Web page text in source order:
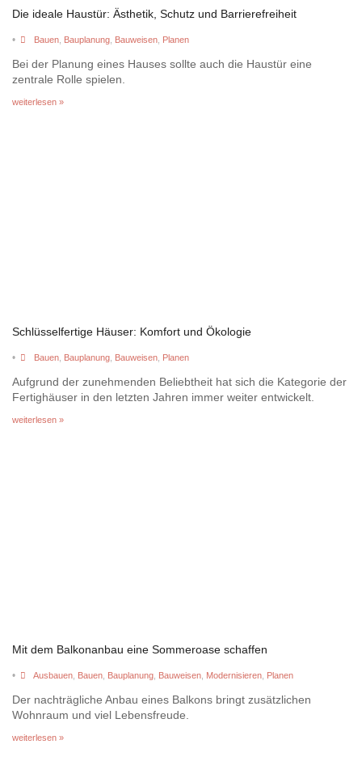
Die ideale Haustür: Ästhetik, Schutz und Barrierefreiheit
• Bauen, Bauplanung, Bauweisen, Planen
Bei der Planung eines Hauses sollte auch die Haustür eine
zentrale Rolle spielen.
weiterlesen »
Schlüsselfertige Häuser: Komfort und Ökologie
• Bauen, Bauplanung, Bauweisen, Planen
Aufgrund der zunehmenden Beliebtheit hat sich die Kategorie der
Fertighäuser in den letzten Jahren immer weiter entwickelt.
weiterlesen »
Mit dem Balkonanbau eine Sommeroase schaffen
• Ausbauen, Bauen, Bauplanung, Bauweisen, Modernisieren, Planen
Der nachträgliche Anbau eines Balkons bringt zusätzlichen
Wohnraum und viel Lebensfreude.
weiterlesen »